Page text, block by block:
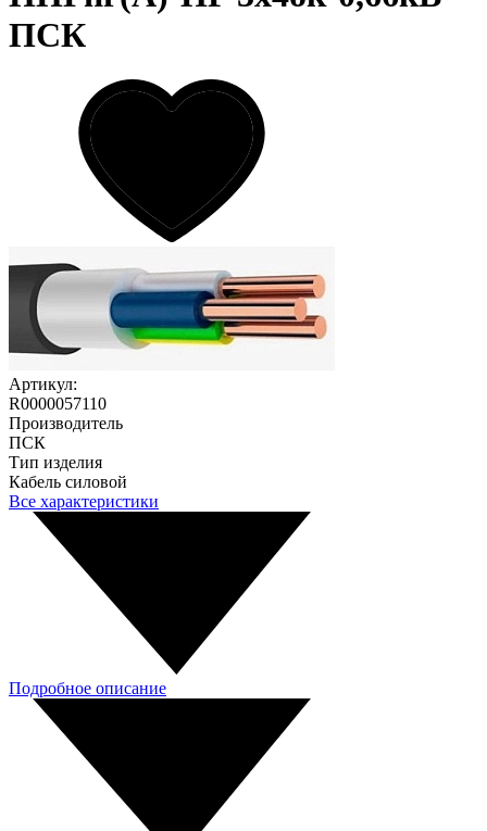
ПСК
Артикул:
R0000057110
Производитель
ПСК
Тип изделия
Кабель силовой
Все характеристики
Подробное описание